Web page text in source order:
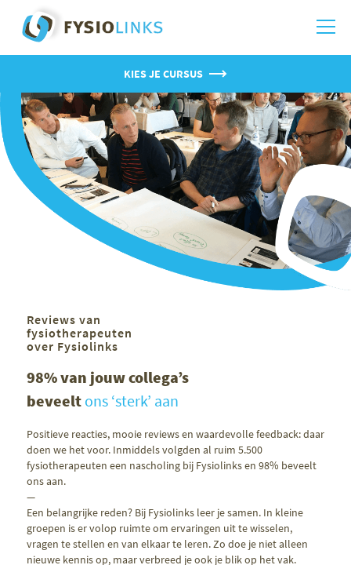
KIES JE CURSUS
Reviews van
fysiotherapeuten
over Fysiolinks
98% van jouw collega’s
beveeltons ‘sterk’ aan
Positieve reacties, mooie reviews en waardevolle feedback: daar
doen we het voor. Inmiddels volgden al ruim 5.500
fysiotherapeuten een nascholing bij Fysiolinks en 98% beveelt
ons aan.
—
Een belangrijke reden? Bij Fysiolinks leer je samen. In kleine
groepen is er volop ruimte om ervaringen uit te wisselen,
vragen te stellen en van elkaar te leren. Zo doe je niet alleen
nieuwe kennis op, maar verbreed je ook je blik op het vak.